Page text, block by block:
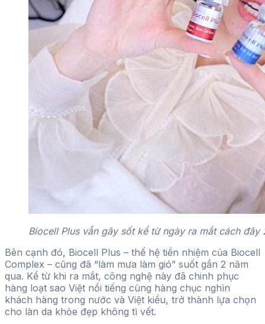
Biocell Plus vẫn gây sốt kể từ ngày ra mắt cách đây
Bên cạnh đó, Biocell Plus – thế hệ tiền nhiệm của Biocell
Complex – cũng đã “làm mưa làm gió” suốt gần 2 năm
qua. Kể từ khi ra mắt, công nghệ này đã chinh phục
hàng loạt sao Việt nổi tiếng cùng hàng chục nghìn
khách hàng trong nước và Việt kiều, trở thành lựa chọn
cho làn da khỏe đẹp không tì vết.